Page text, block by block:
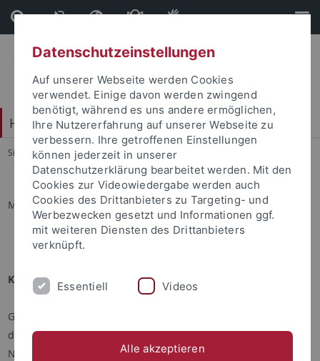
Direkt
zum
Inhalt
Direkt
zur
Fußleiste
Hochschulsport
Sie sind hier: Startseite ... Sportprogramm
Martin Fuß
Kontakt mit Martin Fuß aufnehmen:
Geben Sie Ihren Namen und Ihre Email-Adresse an,
damit Martin Fuß Ihnen antworten kann.
Name:*
Datenschutzeinstellungen
Auf unserer Webseite werden Cookies
verwendet. Einige davon werden zwingend
benötigt, während es uns andere ermöglichen,
Ihre Nutzererfahrung auf unserer Webseite zu
verbessern. Ihre getroffenen Einstellungen
können jederzeit in unserer
Datenschutzerklärung bearbeitet werden. Mit den
Cookies zur Videowiedergabe werden auch
Cookies des Drittanbieters zu Targeting- und
Werbezwecken gesetzt und Informationen ggf.
mit weiteren Diensten des Drittanbieters
verknüpft.
Essentiell Videos
Alle akzeptieren